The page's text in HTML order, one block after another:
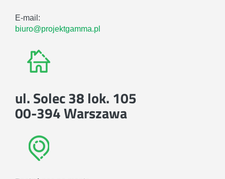
E-mail:
biuro@projektgamma.pl
ul. Solec 38 lok. 105
00-394 Warszawa